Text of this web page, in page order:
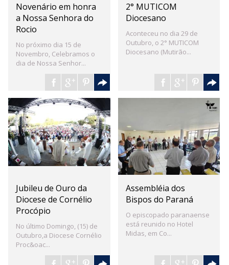
Novenário em honra
a Nossa Senhora do
Rocio
No próximo dia 15 de
Novembro, Celebramos o
dia de Nossa Senhor...
2° MUTICOM
Diocesano
Aconteceu no dia 29 de
Outubro, o 2° MUTICOM
Diocesano (Mutirão...
Jubileu de Ouro da
Diocese de Cornélio
Procópio
No último Domingo, (15) de
Outubro,a Diocese Cornélio
Proc&oac...
Assembléia dos
Bispos do Paraná
O episcopado paranaense
está reunido no Hotel
Midas, em Co...